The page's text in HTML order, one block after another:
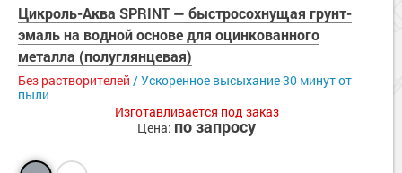
Сопутствующие товары
Морозостойкие краски для металла
Морозостойкие краски для фасада
Сопутствующие товары
Цикроль-Аква SPRINT — быстросохнущая грунт-
эмаль на водной основе для оцинкованного
металла (полуглянцевая)
Без растворителей / Ускоренное высыхание 30 минут от
пыли
Изготавливается под заказ
Цена: по запросу